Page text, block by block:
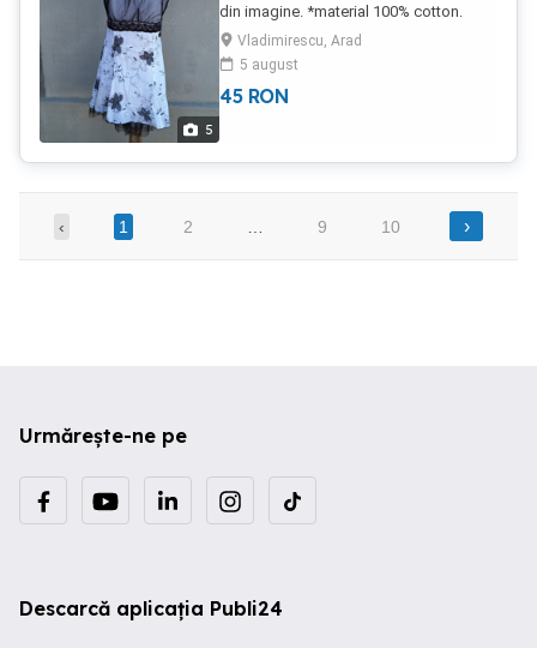
5
din imagine. *material 100% cotton.
***stare buna. produs utilizat. NU FAC
SCHIMBURI
Vladimirescu, Arad
5 august
45 RON
‹ 1 2 9 10 ›
Urmărește-ne pe
Descarcă aplicația Publi24